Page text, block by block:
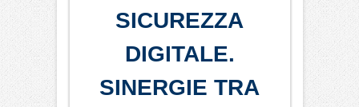
SICUREZZA
DIGITALE.
SINERGIE TRA